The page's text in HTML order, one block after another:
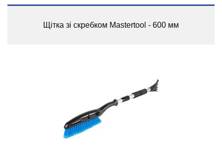
Щітка зі скребком Mastertool - 600 мм